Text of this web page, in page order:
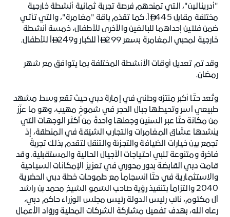
"أدرينالين"، التي تمنحهم فرصة تجربة ثمانية أنشطة خارجية
مختلفة مقابل 445
اً. كما تقدّم باقة "مغامرة"، والتي تأتي
ضمن فئتين إحداهما للبالغين والأخرى للأطفال، خمسة أنشطة
خارجية لمحبي المغامرة بسعر 299
اً للكبار و249 اً للأطفال.
وقد تم تعديل أوقات الأنشطة المختلفة بما يتوافق مع شهر
رمضان.
وتُعد حتّا أكبر منتزه وطني في إمارة دبي حيث تقع وسط مشهد
طبيعي آسر وتحيطها جبال الحجر في شموخٍ مهيب، وهو ما عزّز
من مكانة حتّا عبر السنين وجعلها واحدةً من أكثر الوجهات التي
ينشدها عشّاق المغامرات والتجارب الشيّقة في المنطقة، إذ
تجمع بين خيارات الضيافة والتجزئة والتنقل لتقدم بذلك تجربةً
فاخرة ومتنوعة تلبي احتياجات الأجيال الحالية والمستقبلية. وقد
قامت دبي القابضة بدور ٍمحوري في تعزيز الإمكانات السياحية
والاستثمارية في حتّا انسجاماً مع طموحات خطة دبي الحضرية
2040 والتزاماً بتنفيذ رؤية صاحب السّمو الشيخ محمد بن راشد
آل مكتوم، نائب رئيس الدولة رئيس مجلس الوزراء حاكم دبي،
رعاه الله، بهدف تفعيل مشاركة الشركات المحلية وروّاد الأعمال